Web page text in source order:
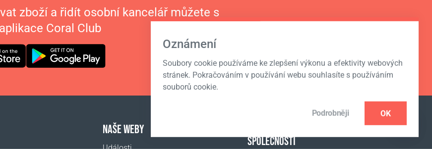
Oznámení
Soubory cookie používáme ke zlepšení výkonu a efektivity webových
stránek. Pokračováním v používání webu souhlasíte s používáním
souborů cookie.
Podrobněji OK
zboží a řidít osobní kancelář můžete s
Coral Club
NAŠE WEBY
ŽÁDOST O ZASÍLÁNÍ NEWSLETTERŮ
SPOLEČNOSTI